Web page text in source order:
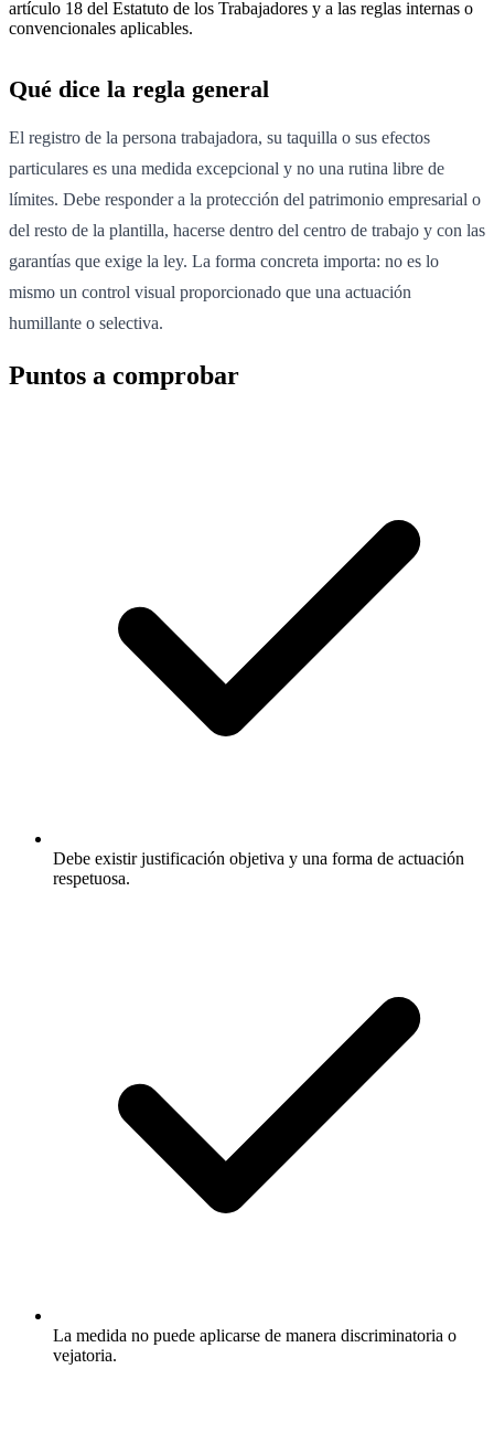
artículo 18 del Estatuto de los Trabajadores y a las reglas internas o
convencionales aplicables.
Qué dice la regla general
El registro de la persona trabajadora, su taquilla o sus efectos
particulares es una medida excepcional y no una rutina libre de
límites. Debe responder a la protección del patrimonio empresarial o
del resto de la plantilla, hacerse dentro del centro de trabajo y con las
garantías que exige la ley. La forma concreta importa: no es lo
mismo un control visual proporcionado que una actuación
humillante o selectiva.
Puntos a comprobar
Debe existir justificación objetiva y una forma de actuación
respetuosa.
La medida no puede aplicarse de manera discriminatoria o
vejatoria.